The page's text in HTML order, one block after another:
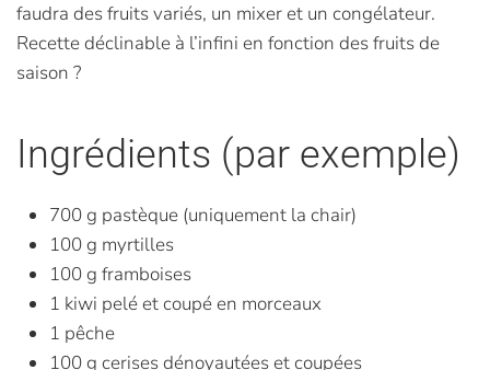
faudra des fruits variés, un mixer et un congélateur.
Recette déclinable à l’infini en fonction des fruits de
saison ?
Ingrédients (par exemple)
700 g pastèque (uniquement la chair)
100 g myrtilles
100 g framboises
1 kiwi pelé et coupé en morceaux
1 pêche
100 g cerises dénoyautées et coupées